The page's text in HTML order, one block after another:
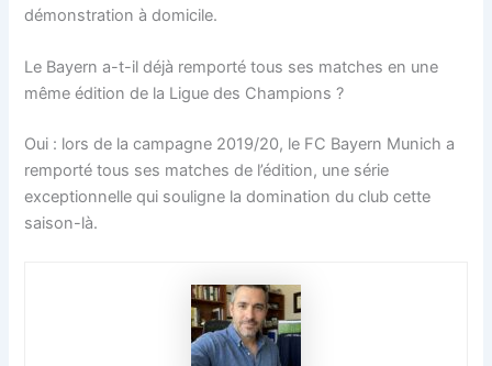
démonstration à domicile.
Le Bayern a-t-il déjà remporté tous ses matches en une
même édition de la Ligue des Champions ?
Oui : lors de la campagne 2019/20, le FC Bayern Munich a
remporté tous ses matches de l’édition, une série
exceptionnelle qui souligne la domination du club cette
saison-là.